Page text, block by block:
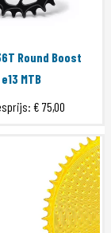
Round Boost
e13 MTB
€ 75,00